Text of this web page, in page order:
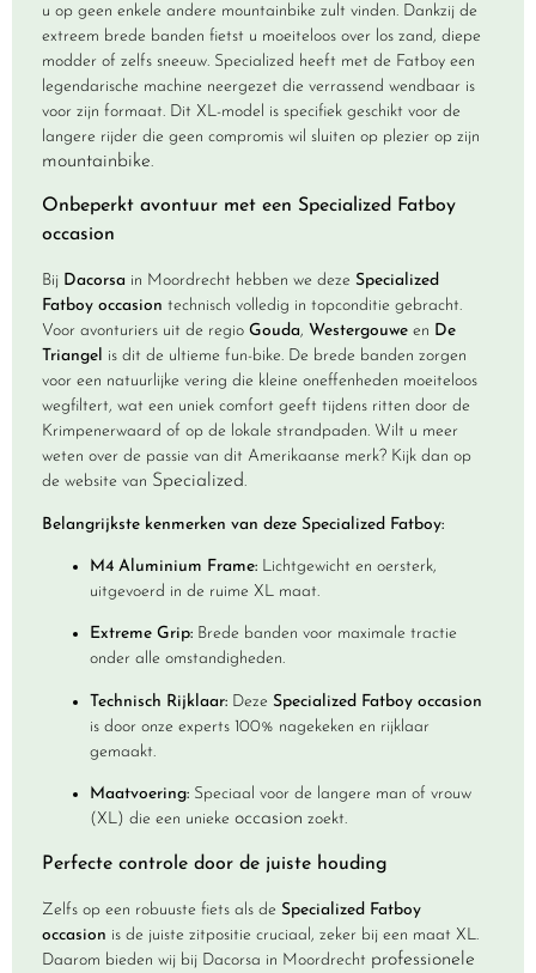
u op geen enkele andere mountainbike zult vinden. Dankzij de
extreem brede banden fietst u moeiteloos over los zand, diepe
modder of zelfs sneeuw. Specialized heeft met de Fatboy een
legendarische machine neergezet die verrassend wendbaar is
voor zijn formaat. Dit XL-model is specifiek geschikt voor de
langere rijder die geen compromis wil sluiten op plezier op zijn
mountainbike.
Onbeperkt avontuur met een Specialized Fatboy
occasion
Bij Dacorsa in Moordrecht hebben we deze Specialized
Fatboy occasion technisch volledig in topconditie gebracht.
Voor avonturiers uit de regio Gouda, Westergouwe en De
Triangel is dit de ultieme fun-bike. De brede banden zorgen
voor een natuurlijke vering die kleine oneffenheden moeiteloos
wegfiltert, wat een uniek comfort geeft tijdens ritten door de
Krimpenerwaard of op de lokale strandpaden. Wilt u meer
weten over de passie van dit Amerikaanse merk? Kijk dan op
de website van Specialized.
Belangrijkste kenmerken van deze Specialized Fatboy:
M4 Aluminium Frame: Lichtgewicht en oersterk,
uitgevoerd in de ruime XL maat.
Extreme Grip: Brede banden voor maximale tractie
onder alle omstandigheden.
Technisch Rijklaar: Deze Specialized Fatboy occasion
is door onze experts 100% nagekeken en rijklaar
gemaakt.
Maatvoering: Speciaal voor de langere man of vrouw
(XL) die een unieke occasion zoekt.
Perfecte controle door de juiste houding
Zelfs op een robuuste fiets als de Specialized Fatboy
occasion is de juiste zitpositie cruciaal, zeker bij een maat XL.
Daarom bieden wij bij Dacorsa in Moordrecht professionele